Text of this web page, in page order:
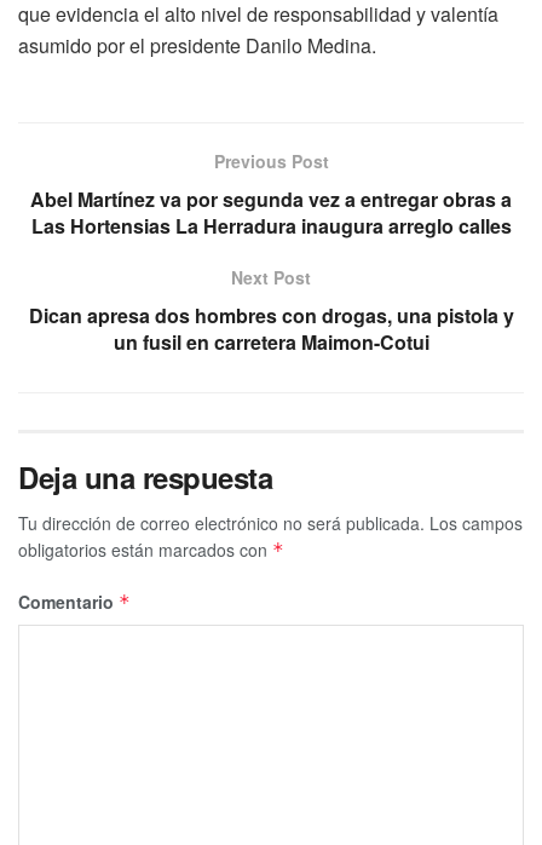
que evidencia el alto nivel de responsabilidad y valentía
asumido por el presidente Danilo Medina.
Previous Post
Abel Martínez va por segunda vez a entregar obras a
Las Hortensias La Herradura inaugura arreglo calles
Next Post
Dican apresa dos hombres con drogas, una pistola y
un fusil en carretera Maimon-Cotui
Deja una respuesta
Tu dirección de correo electrónico no será publicada. Los campos
obligatorios están marcados con *
Comentario *